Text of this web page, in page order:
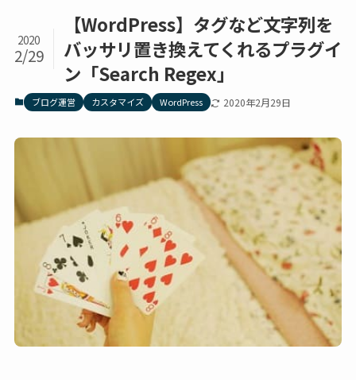
【WordPress】タグなど文字列を
バッサリ置き換えてくれるプラグイ
ン「Search Regex」
2020
2/29
ブログ運営 カスタマイズ WordPress 2020年2月29日